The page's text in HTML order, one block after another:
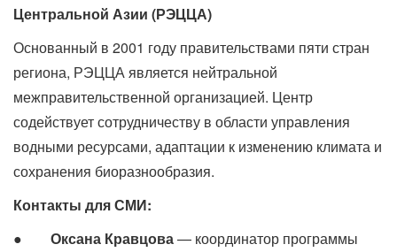
Центральной Азии (РЭЦЦА)
Основанный в 2001 году правительствами пяти стран
региона, РЭЦЦА является нейтральной
межправительственной организацией. Центр
содействует сотрудничеству в области управления
водными ресурсами, адаптации к изменению климата и
сохранения биоразнообразия.
Контакты для СМИ:
● Оксана Кравцова— координатор программы